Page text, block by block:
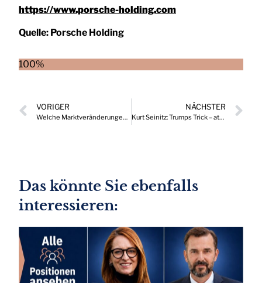
https://www.porsche-holding.com
Quelle: Porsche Holding
100%
VORIGER
Welche Marktveränderungen sind nach Donald Trumps Wahlsieg zu erwarten?
NÄCHSTER
Kurt Seinitz: Trumps Trick – attraktive Frauen und im Hintergrund die Oligarchen
Das könnte Sie ebenfalls
interessieren: